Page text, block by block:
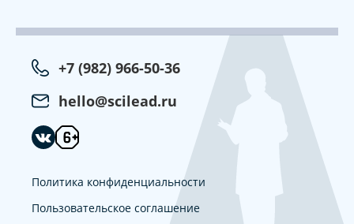
+7 (982) 966-50-36
hello@scilead.ru
Политика конфиденциальности
Пользовательское соглашение